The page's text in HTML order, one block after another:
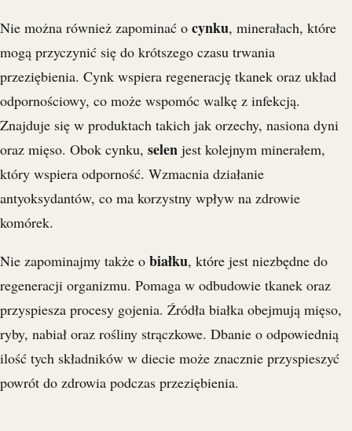
Nie można również zapominać o cynku, minerałach, które
mogą przyczynić się do krótszego czasu trwania
przeziębienia. Cynk wspiera regenerację tkanek oraz układ
odpornościowy, co może wspomóc walkę z infekcją.
Znajduje się w produktach takich jak orzechy, nasiona dyni
oraz mięso. Obok cynku, selen jest kolejnym minerałem,
który wspiera odporność. Wzmacnia działanie
antyoksydantów, co ma korzystny wpływ na zdrowie
komórek.
Nie zapominajmy także o białku, które jest niezbędne do
regeneracji organizmu. Pomaga w odbudowie tkanek oraz
przyspiesza procesy gojenia. Źródła białka obejmują mięso,
ryby, nabiał oraz rośliny strączkowe. Dbanie o odpowiednią
ilość tych składników w diecie może znacznie przyspieszyć
powrót do zdrowia podczas przeziębienia.